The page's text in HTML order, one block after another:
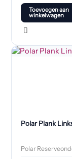
Toevoegen aan
winkelwagen
Polar Plank
Polar